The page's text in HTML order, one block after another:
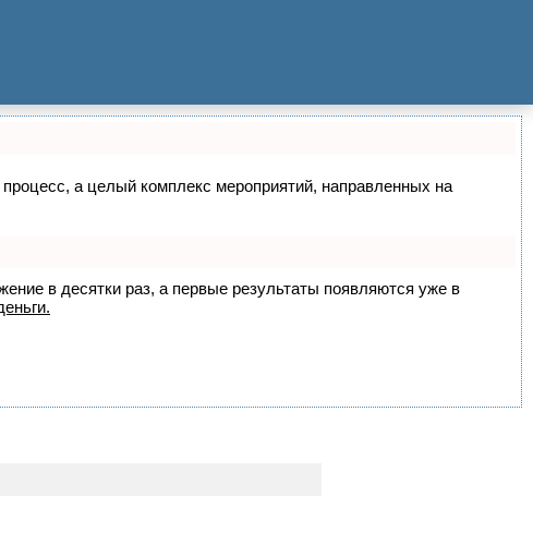
а целый комплекс мероприятий, направленных на
в десятки раз, а первые результаты появляются уже в